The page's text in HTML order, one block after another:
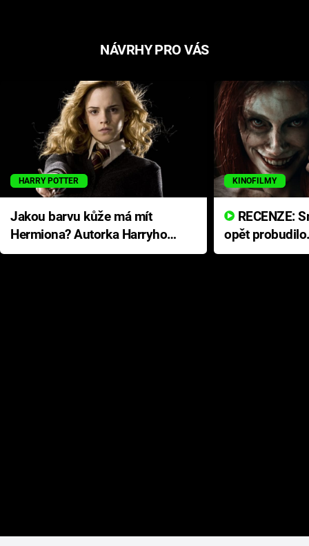
NÁVRHY PRO VÁS
HARRY POTTER
Jakou barvu kůže má mít
Hermiona? Autorka Harryho
Pottera přišla s ráznou
KINOFILMY
opět
přichází s